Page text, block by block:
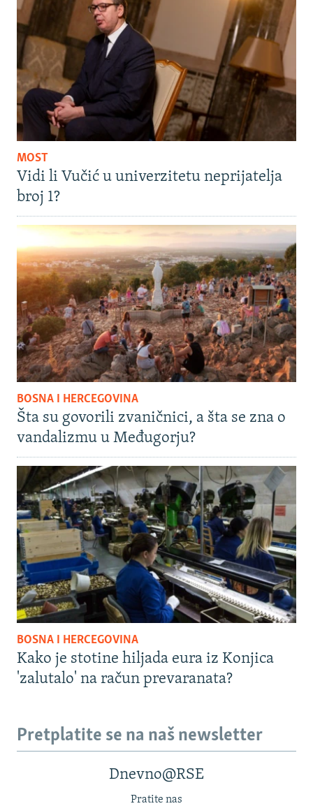
MOST
Vidi li Vučić u univerzitetu neprijatelja
broj 1?
BOSNA I HERCEGOVINA
Šta su govorili zvaničnici, a šta se zna o
vandalizmu u Međugorju?
BOSNA I HERCEGOVINA
Kako je stotine hiljada eura iz Konjica
'zalutalo' na račun prevaranata?
Pretplatite se na naš newsletter
Dnevno@RSE
Pratite nas